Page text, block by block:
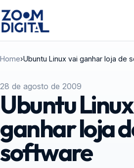
Home›Ubuntu Linux vai ganhar loja de
28 de agosto de 2009
Ubuntu Linux
ganhar loja
software